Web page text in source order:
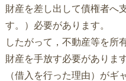
財産を差し出して債権者へ
す。）必要があります。
したがって，不動産等を所
財産を手放す必要がありま
（借入を行った理由）がギ